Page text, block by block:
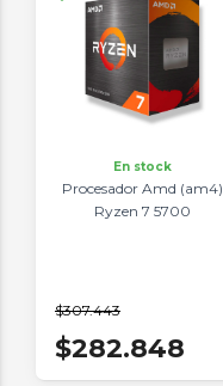
En stock
Procesador Amd (am4)
Ryzen 7 5700
$307.443
$282.848